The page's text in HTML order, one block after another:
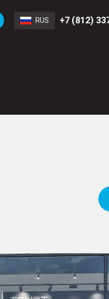
RUS +7 (812)